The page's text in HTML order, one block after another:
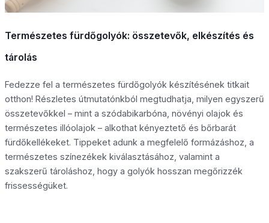
Természetes fürdőgolyók: összetevők, elkészítés és
tárolás
Fedezze fel a természetes fürdőgolyók készítésének titkait
otthon! Részletes útmutatónkból megtudhatja, milyen egyszerű
összetevőkkel – mint a szódabikarbóna, növényi olajok és
természetes illóolajok – alkothat kényeztető és bőrbarát
fürdőkellékeket. Tippeket adunk a megfelelő formázáshoz, a
természetes színezékek kiválasztásához, valamint a
szakszerű tároláshoz, hogy a golyók hosszan megőrizzék
frissességüket.